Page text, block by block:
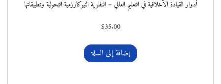
أدوار القيادة الأخلاقية في التعليم العالي – النظرية النيوكارزمية التحولية وتطبيقاتها
$35.00
إضافة إلى السلة